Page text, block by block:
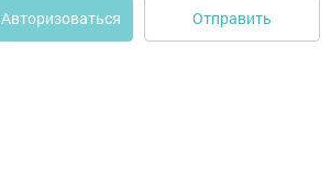
Авторизоваться Отправить